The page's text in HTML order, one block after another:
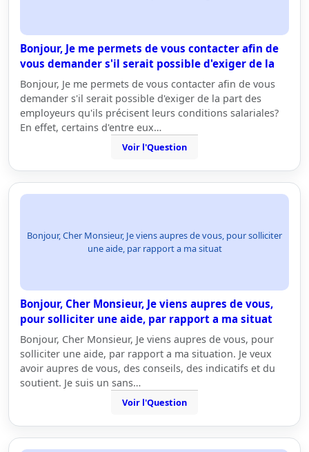
Bonjour, Je me permets de vous contacter afin de
vous demander s'il serait possible d'exiger de la
Bonjour, Je me permets de vous contacter afin de vous
demander s'il serait possible d'exiger de la part des
employeurs qu'ils précisent leurs conditions salariales?
En effet, certains d'entre eux…
Voir l'Question
Bonjour, Cher Monsieur, Je viens aupres de vous, pour solliciter
une aide, par rapport a ma situat
Bonjour, Cher Monsieur, Je viens aupres de vous,
pour solliciter une aide, par rapport a ma situat
Bonjour, Cher Monsieur, Je viens aupres de vous, pour
solliciter une aide, par rapport a ma situation. Je veux
avoir aupres de vous, des conseils, des indicatifs et du
soutient. Je suis un sans…
Voir l'Question